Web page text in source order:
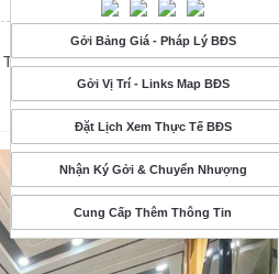
– Thanh Tuyết 0913.999.003
Gởi Bảng Giá - Pháp Lý BĐS
Gởi Vị Trí - Links Map BĐS
Đặt Lịch Xem Thực Tế BĐS
Nhận Ký Gởi & Chuyển Nhượng
Cung Cấp Thêm Thông Tin